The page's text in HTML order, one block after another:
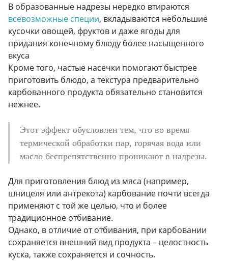
В образованные надрезы нередко втираются
всевозможные специи, вкладываются небольшие
кусочки овощей, фруктов и даже ягоды для
придания конечному блюду более насыщенного
вкуса
Кроме того, частые насечки помогают быстрее
приготовить блюдо, а текстура предварительно
карбованного продукта обязательно становится
нежнее.
Этот эффект обусловлен тем, что во время
термической обработки пар, горячая вода или
масло беспрепятственно проникают в надрезы.
Для приготовления блюд из мяса (например,
шницеля или антрекота) карбование почти всегда
применяют с той же целью, что и более
традиционное отбивание.
Однако, в отличие от отбивания, при карбовании
сохраняется внешний вид продукта – целостность
куска, также сохраняется и сочность.